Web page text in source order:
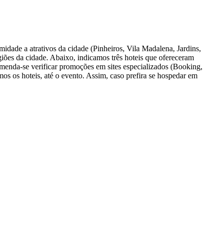
a atrativos da cidade (Pinheiros, Vila Madalena, Jardins,
da cidade. Abaixo, indicamos três hoteis que ofereceram
se verificar promoções em sites especializados (Booking,
os hoteis, até o evento. Assim, caso prefira se hospedar em